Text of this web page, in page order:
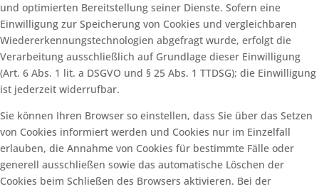
und optimierten Bereitstellung seiner Dienste. Sofern eine
Einwilligung zur Speicherung von Cookies und vergleichbaren
Wiedererkennungstechnologien abgefragt wurde, erfolgt die
Verarbeitung ausschließlich auf Grundlage dieser Einwilligung
(Art. 6 Abs. 1 lit. a DSGVO und § 25 Abs. 1 TTDSG); die Einwilligung
ist jederzeit widerrufbar.
Sie können Ihren Browser so einstellen, dass Sie über das Setzen
von Cookies informiert werden und Cookies nur im Einzelfall
erlauben, die Annahme von Cookies für bestimmte Fälle oder
generell ausschließen sowie das automatische Löschen der
Cookies beim Schließen des Browsers aktivieren. Bei der